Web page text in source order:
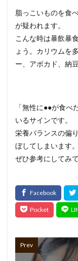
脂っこいものを食
が疑われます。
こんな時は暴飲暴
ょう。カリウムを
ー、アボカド、納
「無性に●●が食
いるサインです。
栄養バランスの偏
ぼしてしまいます
ぜひ参考にしてみ
Prev